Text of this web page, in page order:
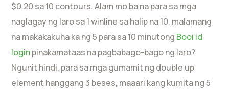
$0.20 sa 10 contours. Alam mo ba na para sa mga
naglagay ng laro sa 1 winline sa halip na 10, malamang
na makakakuha ka ng 5 para sa 10 minutong Booi id
loginpinakamataas na pagbabago-bago ng laro?
Ngunit hindi, para sa mga gumamit ng double up
element hanggang 3 beses, maaari kang kumita ng 5